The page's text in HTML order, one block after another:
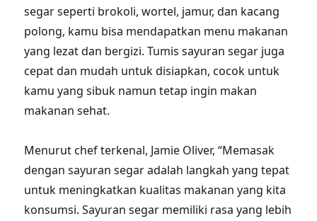
segar seperti brokoli, wortel, jamur, dan kacang
polong, kamu bisa mendapatkan menu makanan
yang lezat dan bergizi. Tumis sayuran segar juga
cepat dan mudah untuk disiapkan, cocok untuk
kamu yang sibuk namun tetap ingin makan
makanan sehat.
Menurut chef terkenal, Jamie Oliver, “Memasak
dengan sayuran segar adalah langkah yang tepat
untuk meningkatkan kualitas makanan yang kita
konsumsi. Sayuran segar memiliki rasa yang lebih